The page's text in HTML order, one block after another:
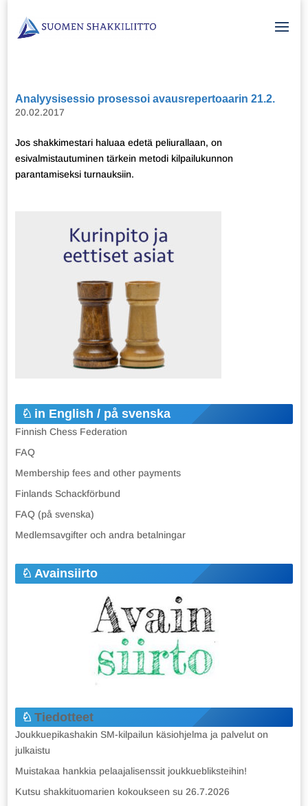
Analyysisessio prosessoi avausrepertoaarin 21.2.
20.02.2017
Jos shakkimestari haluaa edetä peliurallaan, on
esivalmistautuminen tärkein metodi kilpailukunnon
parantamiseksi turnauksiin.
in English / på svenska
Finnish Chess Federation
FAQ
Membership fees and other payments
Finlands Schackförbund
FAQ (på svenska)
Medlemsavgifter och andra betalningar
Avainsiirto
Tiedotteet
Joukkuepikashakin SM-kilpailun käsiohjelma ja palvelut on
julkaistu
Muistakaa hankkia pelaajalisenssit joukkuebliksteihin!
Kutsu shakkituomarien kokoukseen su 26.7.2026